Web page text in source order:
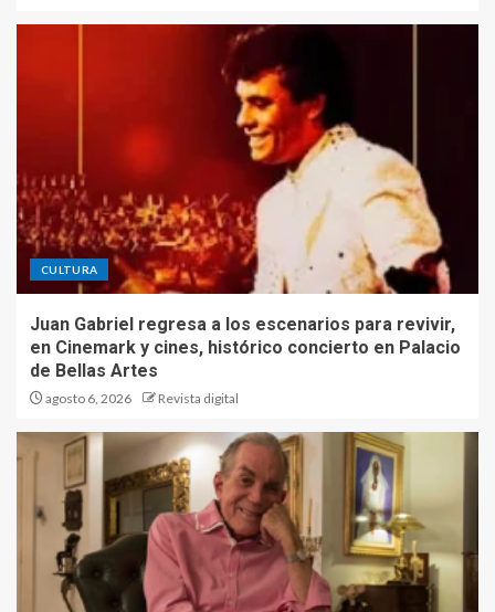
CULTURA
Juan Gabriel regresa a los escenarios para revivir,
en Cinemark y cines, histórico concierto en Palacio
de Bellas Artes
agosto 6, 2026 Revista digital